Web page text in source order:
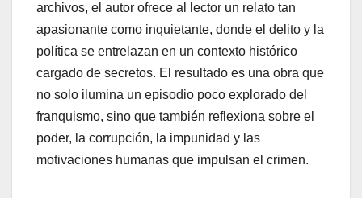
archivos, el autor ofrece al lector un relato tan
apasionante como inquietante, donde el delito y la
política se entrelazan en un contexto histórico
cargado de secretos. El resultado es una obra que
no solo ilumina un episodio poco explorado del
franquismo, sino que también reflexiona sobre el
poder, la corrupción, la impunidad y las
motivaciones humanas que impulsan el crimen.